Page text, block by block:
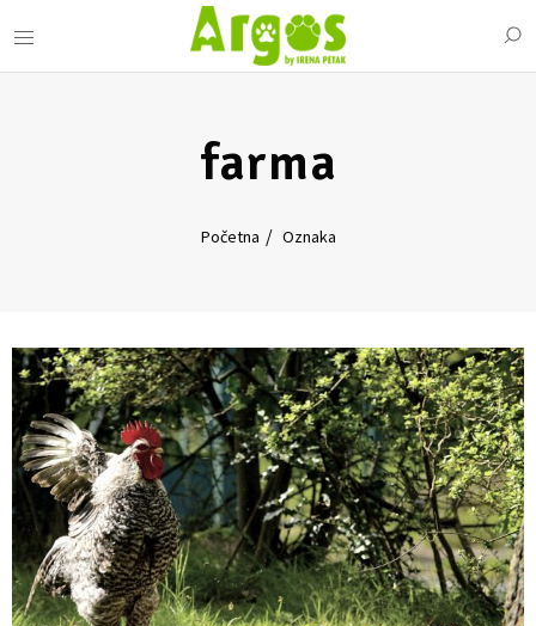
farma
Početna Oznaka